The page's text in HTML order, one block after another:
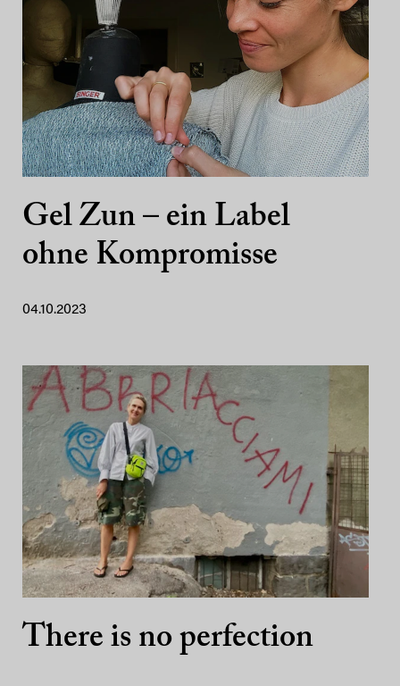
Gel Zun – ein Label
ohne Kompromisse
04.10.2023
There is no perfection